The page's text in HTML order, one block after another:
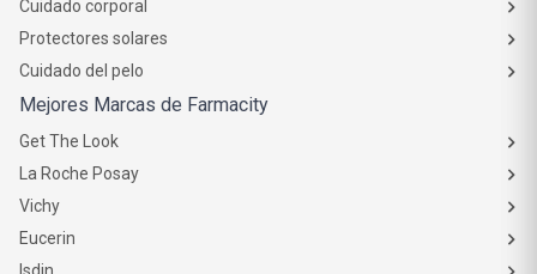
Cuidado corporal
Protectores solares
Cuidado del pelo
Mejores Marcas de Farmacity
Get The Look
La Roche Posay
Vichy
Eucerin